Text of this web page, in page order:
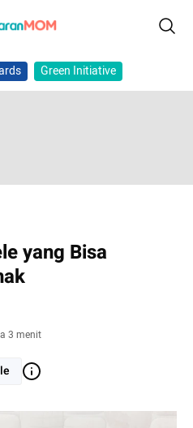
Green Initiative
yang Bisa
3 menit